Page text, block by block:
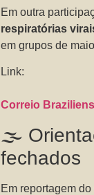
Em outra
respiratórias
em grupos de
Link:
Correio
🌫️
fechados
Em reportagem do